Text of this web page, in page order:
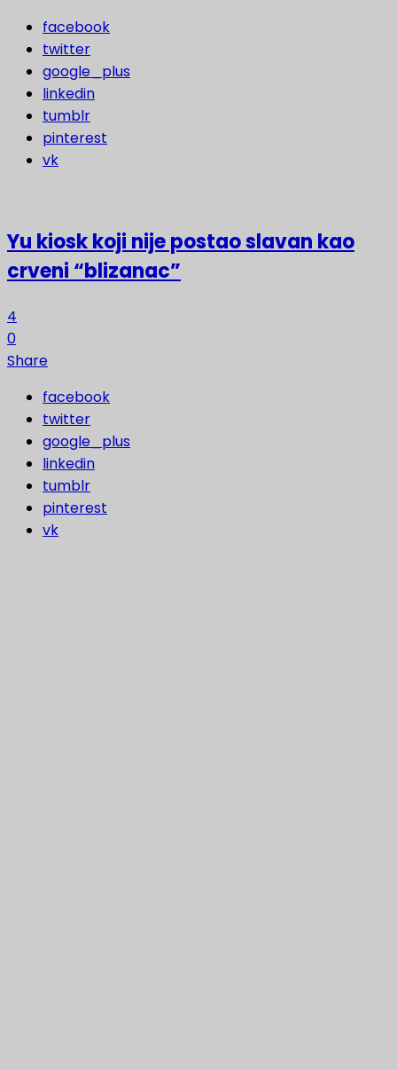
facebook
twitter
google_plus
linkedin
tumblr
pinterest
vk
Yu kiosk koji nije postao slavan kao
crveni “blizanac”
4
0
Share
facebook
twitter
google_plus
linkedin
tumblr
pinterest
vk